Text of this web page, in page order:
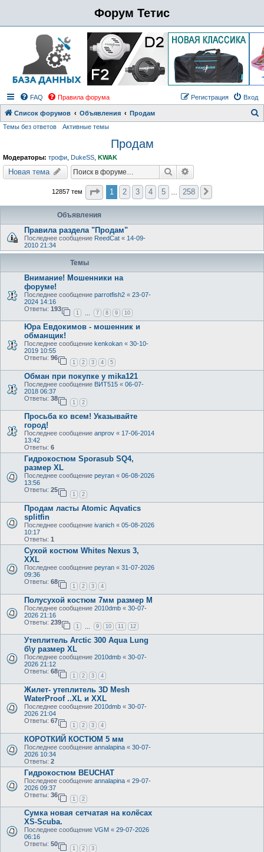
Форум Тетис
FAQ Правила форума Вход
Регистрация
Список форумов Объявления Продам
Темы без ответов Активные темы
Продам
Модераторы: трофи DukeSS KWAK
Новая тема Поиск
12857 тем Страница1 из 258
1 2 3 4 5 258
Объявления
Правила раздела "Продам"
Последнее сообщение ReedCat « 14-09-
2010 21:34
Темы
Внимание! Мошенники на
форуме!
Последнее сообщение parrotfish2 « 23-07-
2024 14:16
Ответы: 193
1 7 8 9 10
Юра Евдокимов - мошенник и
обманщик!
Последнее сообщение kenkokan « 30-10-
2019 10:55
Ответы: 96
1 2 3 4 5
Обман при покупке у mika121
Последнее сообщение ВИТ515 « 06-07-
2018 06:37
Ответы: 38
1 2
Просьба ко всем! Указывайте
город!
Последнее сообщение anprov « 17-06-2014
13:42
Ответы: 6
Гидрокостюм Sporasub SQ4,
размер XL
Последнее сообщение peyran « 06-08-2026
13:56
Ответы: 25
1 2
Продам ласты Atomic Aqvatics
splitfin
Последнее сообщение ivanich « 05-08-2026
10:17
Ответы: 1
Сухой костюм Whites Nexus 3,
XXL
Последнее сообщение peyran « 31-07-2026
09:36
Ответы: 68
1 2 3 4
Полусухой костюм 7мм размер M
Последнее сообщение 2010dmb « 30-07-
2026 21:16
Ответы: 239
1 9 10 11 12
Утеплитель Arctic 300 Aqua Lung
б\у размер XL
Последнее сообщение 2010dmb « 30-07-
2026 21:12
Ответы: 68
1 2 3 4
Жилет- утеплитель 3D Mesh
WaterProof ..XL и XXL
Последнее сообщение 2010dmb « 30-07-
2026 21:04
Ответы: 67
1 2 3 4
КОРОТКИЙ КОСТЮМ 5 мм
Последнее сообщение annalapina « 30-07-
2026 10:34
Ответы: 2
Гидрокостюм BEUCHAT
Последнее сообщение annalapina « 29-07-
2026 09:37
Ответы: 36
1 2
Сумка новая сетчатая на колёсах
XS-Scuba.
Последнее сообщение VGM « 29-07-2026
06:16
Ответы: 50
1 2 3